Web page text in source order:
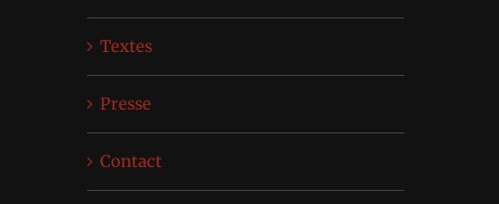
Textes
Presse
Contact